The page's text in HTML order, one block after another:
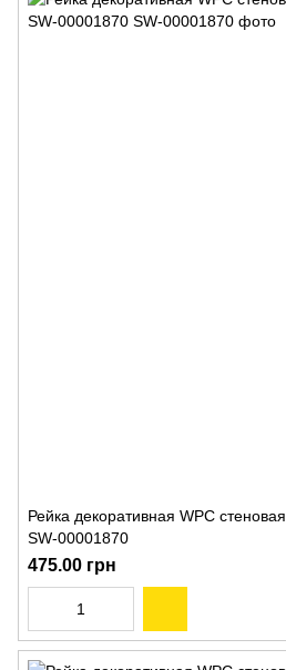
Рейка декоративная WPC
SW-00001870
475.00 грн